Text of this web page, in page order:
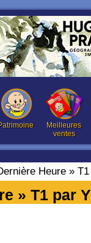
Meilleures
ventes
Heure »
» T1 par